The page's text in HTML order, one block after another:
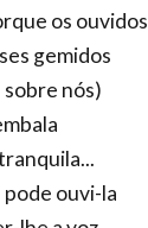
os ouvidos
gemidos
sobre nós)
pode ouvi-la